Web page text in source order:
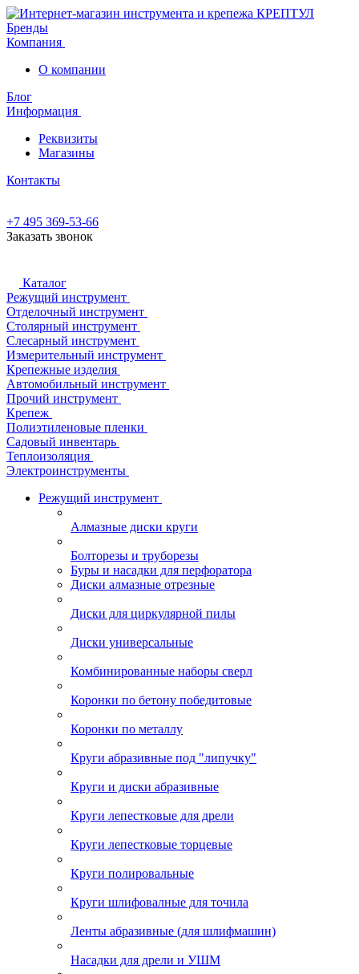
Бренды
Компания
О компании
Блог
Информация
Реквизиты
Магазины
Контакты
+7 495 369-53-66
Заказать звонок
Каталог
Режущий инструмент
Отделочный инструмент
Столярный инструмент
Слесарный инструмент
Измерительный инструмент
Крепежные изделия
Автомобильный инструмент
Прочий инструмент
Крепеж
Полиэтиленовые пленки
Садовый инвентарь
Теплоизоляция
Электроинструменты
Режущий инструмент
Алмазные диски круги
Болторезы и труборезы
Буры и насадки для перфоратора
Диски алмазные отрезные
Диски для циркулярной пилы
Диски универсальные
Комбинированные наборы сверл
Коронки по бетону победитовые
Коронки по металлу
Круги абразивные под "липучку"
Круги и диски абразивные
Круги лепестковые для дрели
Круги лепестковые торцевые
Круги полировальные
Круги шлифовалные для точила
Ленты абразивные (для шлифмашин)
Насадки для дрели и УШМ